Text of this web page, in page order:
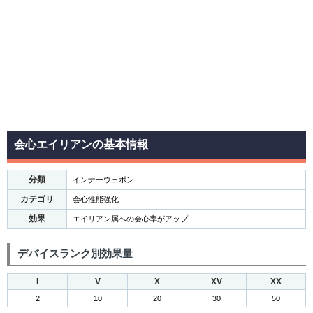
会心エイリアンの基本情報
分類 インナーウェポン
カテゴリ 会心性能強化
効果 エイリアン属への会心率がアップ
デバイスランク別効果量
V X XV XX
2 10 20 30 50